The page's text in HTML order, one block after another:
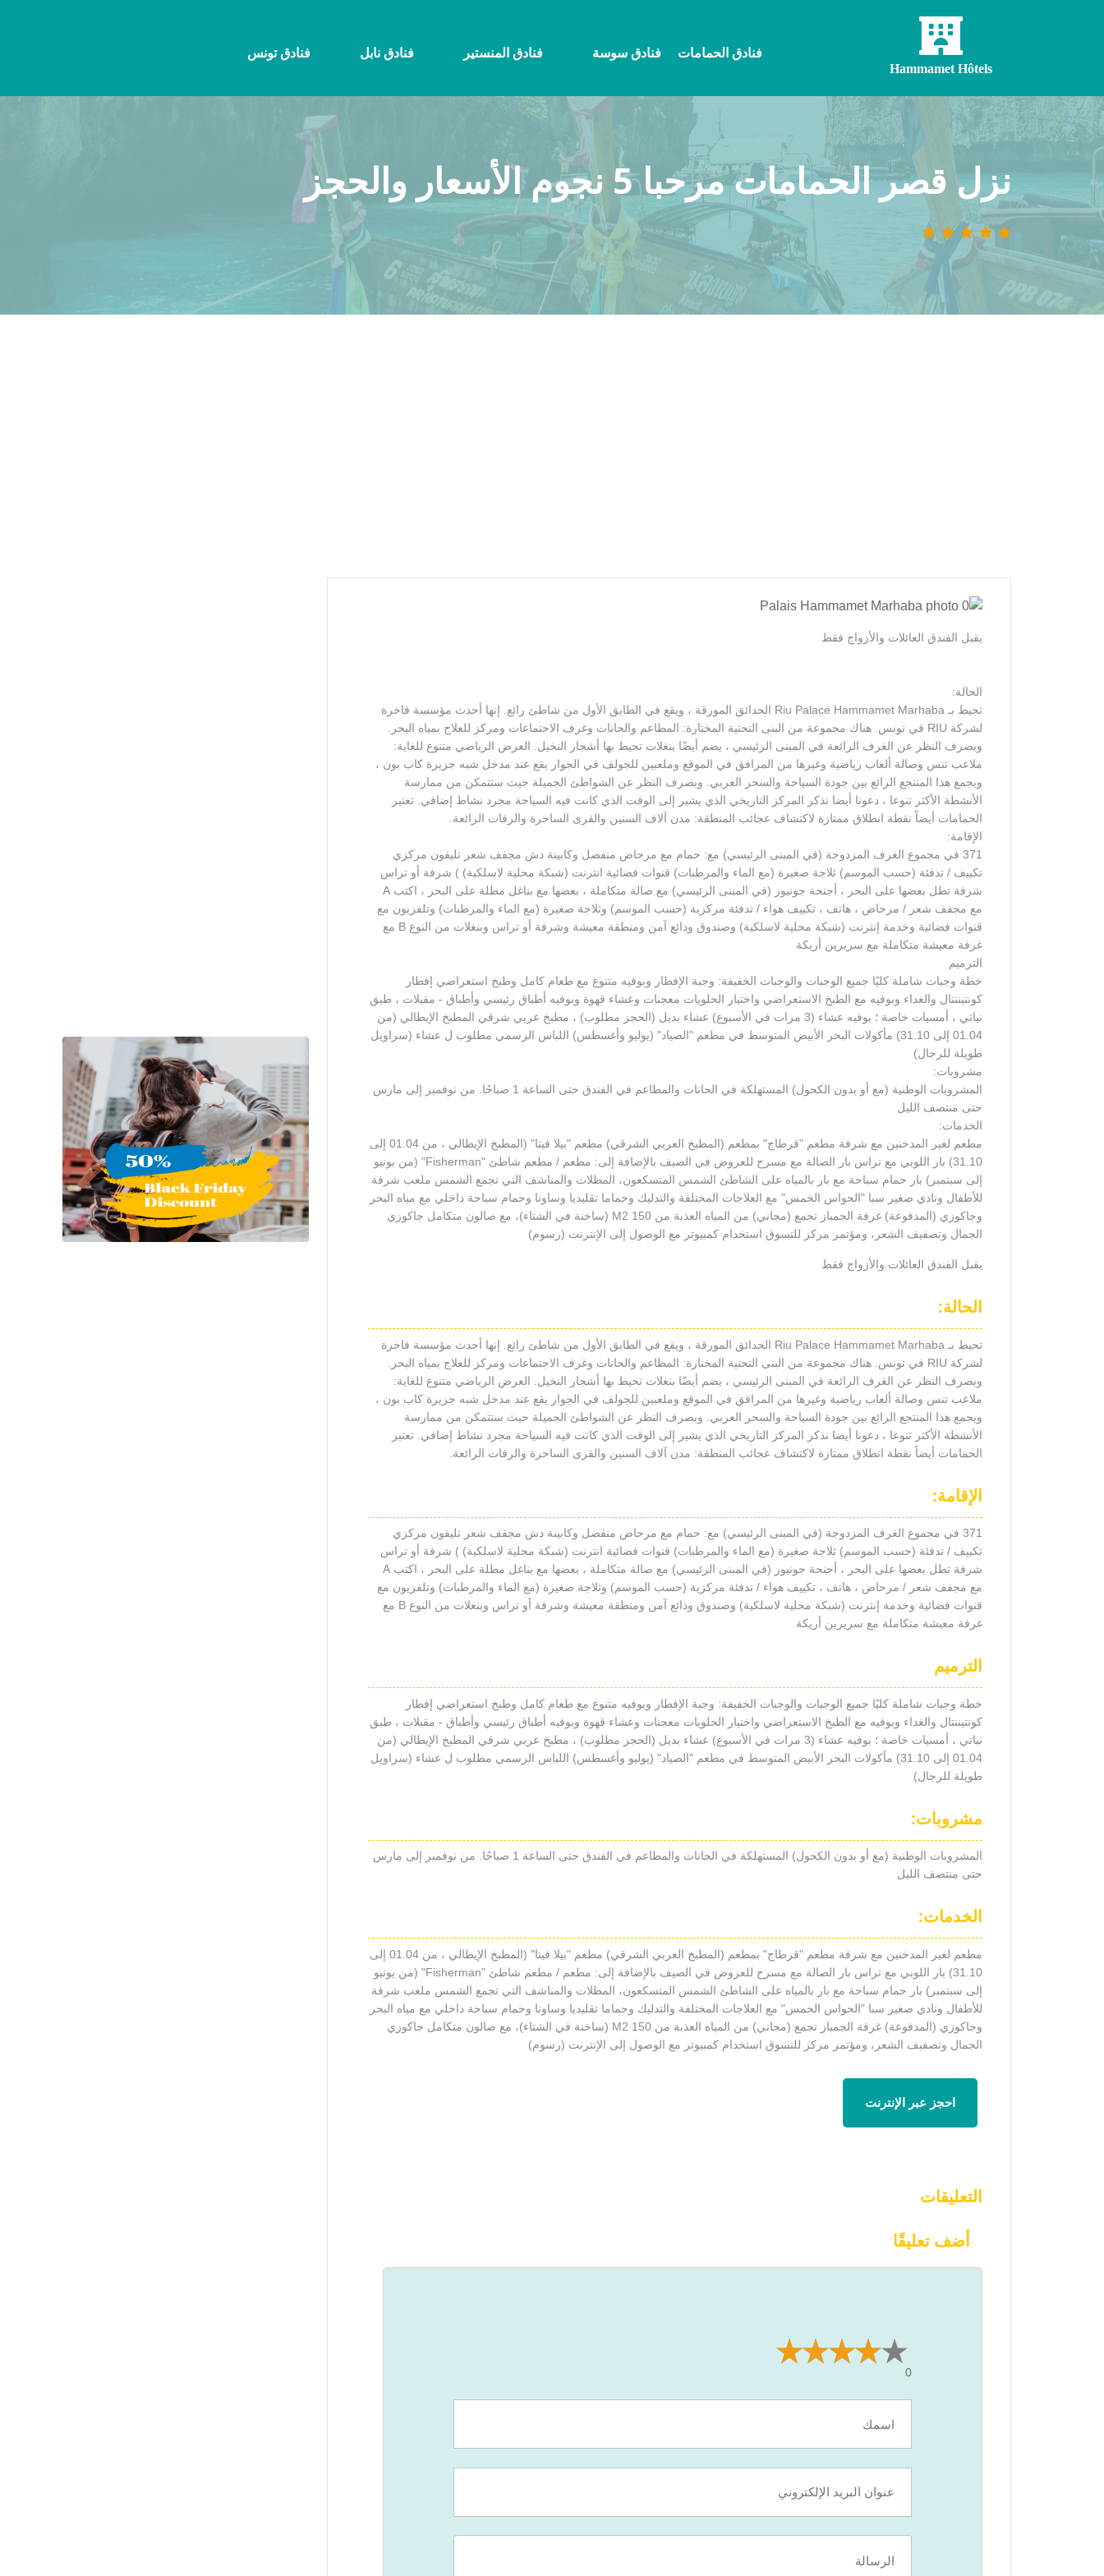
Hammamet Hôtels
فنادق الحمامات فنادق سوسة فنادق المنستير فنادق نابل فنادق تونس
نزل قصر الحمامات مرحبا 5 نجوم الأسعار والحجز
يقبل الفندق العائلات والأزواج فقط
الحالة:
تحيط بـ Riu Palace Hammamet Marhaba الحدائق المورقة ، ويقع في الطابق الأول من شاطئ رائع. إنها أحدث مؤسسة فاخرة
لشركة RIU في تونس. هناك مجموعة من البنى التحتية المختارة: المطاعم والحانات وغرف الاجتماعات ومركز للعلاج بمياه البحر.
وبصرف النظر عن الغرف الرائعة في المبنى الرئيسي ، يضم أيضًا بنغلات تحيط بها أشجار النخيل. العرض الرياضي متنوع للغاية:
ملاعب تنس وصالة ألعاب رياضية وغيرها من المرافق في الموقع وملعبين للجولف في الجوار يقع عند مدخل شبه جزيرة كاب بون ،
ويجمع هذا المنتجع الرائع بين جودة السياحة والسحر العربي. وبصرف النظر عن الشواطئ الجميلة حيث ستتمكن من ممارسة
الأنشطة الأكثر تنوعا ، دعونا أيضا نذكر المركز التاريخي الذي يشير إلى الوقت الذي كانت فيه السياحة مجرد نشاط إضافي. تعتبر
الحمامات أيضاً نقطة انطلاق ممتازة لاكتشاف عجائب المنطقة: مدن آلاف السنين والقرى الساحرة والرفات الرائعة.
الإقامة:
371 في مجموع الغرف المزدوجة (في المبنى الرئيسي) مع: حمام مع مرحاض منفصل وكابينة دش مجفف شعر تليفون مركزي
تكييف / تدفئة (حسب الموسم) ثلاجة صغيرة (مع الماء والمرطبات) قنوات فضائية انترنت (شبكة محلية لاسلكية) ) شرفة أو تراس
شرفة تطل بعضها على البحر ، أجنحة جونيور (في المبنى الرئيسي) مع صالة متكاملة ، بعضها مع بناغل مطلة على البحر ، اكتب A
مع مجفف شعر / مرحاض ، هاتف ، تكييف هواء / تدفئة مركزية (حسب الموسم) وثلاجة صغيرة (مع الماء والمرطبات) وتلفزيون مع
قنوات فضائية وخدمة إنترنت (شبكة محلية لاسلكية) وصندوق ودائع آمن ومنطقة معيشة وشرفة أو تراس وبنغلات من النوع B مع
غرفة معيشة متكاملة مع سريرين أريكة
الترميم
خطة وجبات شاملة كليًا جميع الوجبات والوجبات الخفيفة: وجبة الإفطار وبوفيه متنوع مع طعام كامل وطبخ استعراضي إفطار
كونتيننتال والغداء وبوفيه مع الطبخ الاستعراضي واختيار الحلويات معجنات وعشاء قهوة وبوفيه أطباق رئيسي وأطباق - مقبلات ، طبق
نباتي ، أمسيات خاصة ؛ بوفيه عشاء (3 مرات في الأسبوع) عشاء بديل (الحجز مطلوب) ، مطبخ عربي شرقي المطبخ الإيطالي (من
01.04 إلى 31.10) مأكولات البحر الأبيض المتوسط ​​في مطعم "الصياد" (يوليو وأغسطس) اللباس الرسمي مطلوب ل عشاء (سراويل
طويلة للرجال)
مشروبات:
المشروبات الوطنية (مع أو بدون الكحول) المستهلكة في الحانات والمطاعم في الفندق حتى الساعة 1 صباحًا. من نوفمبر إلى مارس
حتى منتصف الليل
الخدمات:
مطعم لغير المدخنين مع شرفة مطعم "قرطاج" بمطعم (المطبخ العربي الشرقي) مطعم "بيلا فيتا" (المطبخ الإيطالي ، من 01.04 إلى
31.10) بار اللوبي مع تراس بار الصالة مع مسرح للعروض في الصيف بالإضافة إلى: مطعم / مطعم شاطئ "Fisherman" (من يونيو
إلى سبتمبر) بار حمام سباحة مع بار بالمياه على الشاطئ الشمس المتسكعون، المظلات والمناشف التي تجمع الشمس ملعب شرفة
للأطفال ونادي صغير سبا "الحواس الخمس" مع العلاجات المختلفة والتدليك وحماما تقليديا وساونا وحمام سباحة داخلي مع مياه البحر
وجاكوزي (المدفوعة) غرفة الجمباز تجمع (مجاني) من المياه العذبة من 150 M2 (ساخنة في الشتاء)، مع صالون متكامل جاكوزي
الجمال وتصفيف الشعر، ومؤتمر مركز للتسوق استخدام كمبيوتر مع الوصول إلى الإنترنت (رسوم)
يقبل الفندق العائلات والأزواج فقط
الحالة:
تحيط بـ Riu Palace Hammamet Marhaba الحدائق المورقة ، ويقع في الطابق الأول من شاطئ رائع. إنها أحدث مؤسسة فاخرة
لشركة RIU في تونس. هناك مجموعة من البنى التحتية المختارة: المطاعم والحانات وغرف الاجتماعات ومركز للعلاج بمياه البحر.
وبصرف النظر عن الغرف الرائعة في المبنى الرئيسي ، يضم أيضًا بنغلات تحيط بها أشجار النخيل. العرض الرياضي متنوع للغاية:
ملاعب تنس وصالة ألعاب رياضية وغيرها من المرافق في الموقع وملعبين للجولف في الجوار يقع عند مدخل شبه جزيرة كاب بون ،
ويجمع هذا المنتجع الرائع بين جودة السياحة والسحر العربي. وبصرف النظر عن الشواطئ الجميلة حيث ستتمكن من ممارسة
الأنشطة الأكثر تنوعا ، دعونا أيضا نذكر المركز التاريخي الذي يشير إلى الوقت الذي كانت فيه السياحة مجرد نشاط إضافي. تعتبر
الحمامات أيضاً نقطة انطلاق ممتازة لاكتشاف عجائب المنطقة: مدن آلاف السنين والقرى الساحرة والرفات الرائعة.
الإقامة:
371 في مجموع الغرف المزدوجة (في المبنى الرئيسي) مع: حمام مع مرحاض منفصل وكابينة دش مجفف شعر تليفون مركزي
تكييف / تدفئة (حسب الموسم) ثلاجة صغيرة (مع الماء والمرطبات) قنوات فضائية انترنت (شبكة محلية لاسلكية) ) شرفة أو تراس
شرفة تطل بعضها على البحر ، أجنحة جونيور (في المبنى الرئيسي) مع صالة متكاملة ، بعضها مع بناغل مطلة على البحر ، اكتب A
مع مجفف شعر / مرحاض ، هاتف ، تكييف هواء / تدفئة مركزية (حسب الموسم) وثلاجة صغيرة (مع الماء والمرطبات) وتلفزيون مع
قنوات فضائية وخدمة إنترنت (شبكة محلية لاسلكية) وصندوق ودائع آمن ومنطقة معيشة وشرفة أو تراس وبنغلات من النوع B مع
غرفة معيشة متكاملة مع سريرين أريكة
الترميم
خطة وجبات شاملة كليًا جميع الوجبات والوجبات الخفيفة: وجبة الإفطار وبوفيه متنوع مع طعام كامل وطبخ استعراضي إفطار
كونتيننتال والغداء وبوفيه مع الطبخ الاستعراضي واختيار الحلويات معجنات وعشاء قهوة وبوفيه أطباق رئيسي وأطباق - مقبلات ، طبق
نباتي ، أمسيات خاصة ؛ بوفيه عشاء (3 مرات في الأسبوع) عشاء بديل (الحجز مطلوب) ، مطبخ عربي شرقي المطبخ الإيطالي (من
01.04 إلى 31.10) مأكولات البحر الأبيض المتوسط ​​في مطعم "الصياد" (يوليو وأغسطس) اللباس الرسمي مطلوب ل عشاء (سراويل
طويلة للرجال)
مشروبات:
المشروبات الوطنية (مع أو بدون الكحول) المستهلكة في الحانات والمطاعم في الفندق حتى الساعة 1 صباحًا. من نوفمبر إلى مارس
حتى منتصف الليل
الخدمات:
مطعم لغير المدخنين مع شرفة مطعم "قرطاج" بمطعم (المطبخ العربي الشرقي) مطعم "بيلا فيتا" (المطبخ الإيطالي ، من 01.04 إلى
31.10) بار اللوبي مع تراس بار الصالة مع مسرح للعروض في الصيف بالإضافة إلى: مطعم / مطعم شاطئ "Fisherman" (من يونيو
إلى سبتمبر) بار حمام سباحة مع بار بالمياه على الشاطئ الشمس المتسكعون، المظلات والمناشف التي تجمع الشمس ملعب شرفة
للأطفال ونادي صغير سبا "الحواس الخمس" مع العلاجات المختلفة والتدليك وحماما تقليديا وساونا وحمام سباحة داخلي مع مياه البحر
وجاكوزي (المدفوعة) غرفة الجمباز تجمع (مجاني) من المياه العذبة من 150 M2 (ساخنة في الشتاء)، مع صالون متكامل جاكوزي
الجمال وتصفيف الشعر، ومؤتمر مركز للتسوق استخدام كمبيوتر مع الوصول إلى الإنترنت (رسوم)
احجز عبر الإنترنت
التعليقات
أضف تعليقًا
0